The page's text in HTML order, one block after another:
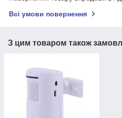
Всі умови повернення
З цим товаром також